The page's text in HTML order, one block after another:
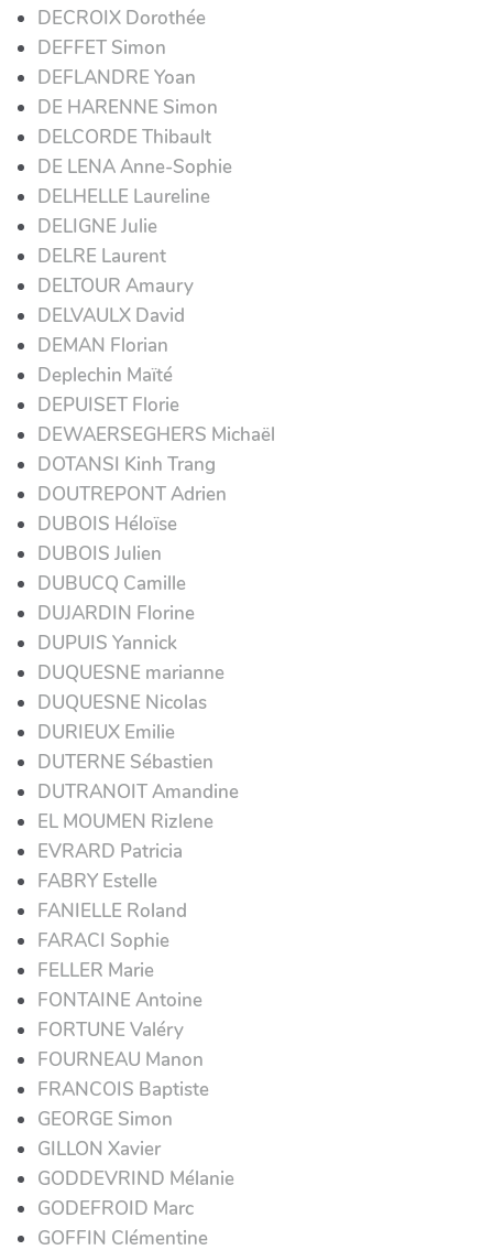
DECROIX Dorothée
DEFFET Simon
DEFLANDRE Yoan
DE HARENNE Simon
DELCORDE Thibault
DE LENA Anne-Sophie
DELHELLE Laureline
DELIGNE Julie
DELRE Laurent
DELTOUR Amaury
DELVAULX David
DEMAN Florian
Deplechin Maïté
DEPUISET Florie
DEWAERSEGHERS Michaël
DOTANSI Kinh Trang
DOUTREPONT Adrien
DUBOIS Héloïse
DUBOIS Julien
DUBUCQ Camille
DUJARDIN Florine
DUPUIS Yannick
DUQUESNE marianne
DUQUESNE Nicolas
DURIEUX Emilie
DUTERNE Sébastien
DUTRANOIT Amandine
EL MOUMEN Rizlene
EVRARD Patricia
FABRY Estelle
FANIELLE Roland
FARACI Sophie
FELLER Marie
FONTAINE Antoine
FORTUNE Valéry
FOURNEAU Manon
FRANCOIS Baptiste
GEORGE Simon
GILLON Xavier
GODDEVRIND Mélanie
GODEFROID Marc
GOFFIN Clémentine